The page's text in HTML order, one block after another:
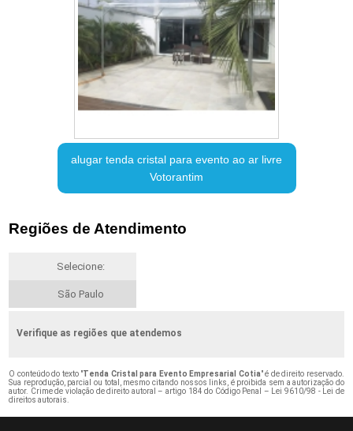
alugar tenda cristal para evento ao ar livre
Votorantim
Regiões de Atendimento
Selecione:
São Paulo
Verifique as regiões que atendemos
O conteúdo do texto "Tenda Cristal para Evento Empresarial Cotia" é de direito reservado.
Sua reprodução, parcial ou total, mesmo citando nossos links, é proibida sem a autorização do
autor. Crime de violação de direito autoral – artigo 184 do Código Penal – Lei 9610/98 - Lei de
direitos autorais.